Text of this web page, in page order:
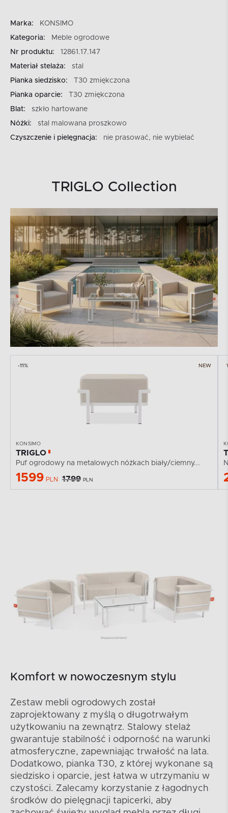
Marka:
KONSIMO
Kategoria:
Meble ogrodowe
Nr produktu:
12861.17.147
Materiał stelaża:
stal
Pianka siedzisko:
T30 zmiękczona
Pianka oparcie:
T30 zmiękczona
Blat:
szkło hartowane
Nóżki:
stal malowana proszkowo
Czyszczenie i pielęgnacja:
nie prasować, nie wybielać
TRIGLO Collection
NEW
-11%
KONSIMO
TRIGLO
Puf ogrodowy na metalowych nóżkach biały/ciemny...
1599 PLN 1799 PLN
Komfort w nowoczesnym stylu
Zestaw mebli ogrodowych został
zaprojektowany z myślą o długotrwałym
użytkowaniu na zewnątrz. Stalowy stelaż
gwarantuje stabilność i odporność na warunki
atmosferyczne, zapewniając trwałość na lata.
Dodatkowo, pianka T30, z której wykonane są
siedzisko i oparcie, jest łatwa w utrzymaniu w
czystości. Zalecamy korzystanie z łagodnych
środków do pielęgnacji tapicerki, aby